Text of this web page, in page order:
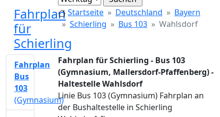
Fahrplan
für
Schierling
Startseite Deutschland
Bayern
Schierling
Bus 103 Wahlsdorf
Fahrplan für Schierling - Bus 103
(Gymnasium, Mallersdorf-Pfaffenberg) -
Haltestelle Wahlsdorf
Linie Bus 103 (Gymnasium) Fahrplan an
der Bushaltestelle in Schierling
Fahrplan
Bus
103
(Gymnasium)